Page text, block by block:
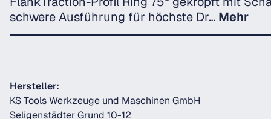
schwere Ausführung für höchste Dr… Mehr
Hersteller:
KS Tools Werkzeuge und Maschinen GmbH
Seligenstädter Grund 10-12